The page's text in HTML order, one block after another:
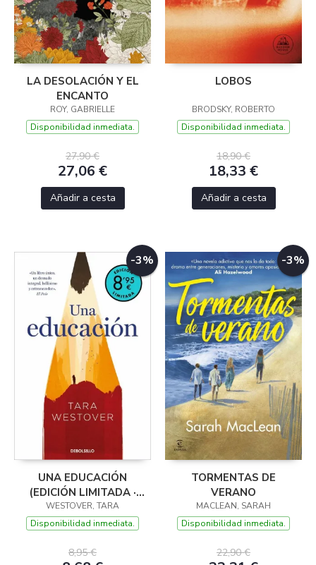
LA DESOLACIÓN Y EL
ENCANTO
ROY, GABRIELLE
Disponibilidad inmediata.
27,90 €
27,06 €
Añadir a cesta
LOBOS
BRODSKY, ROBERTO
Disponibilidad inmediata.
18,90 €
18,33 €
Añadir a cesta
-3%
UNA EDUCACIÓN
(EDICIÓN LIMITADA ·
VERANO)
WESTOVER, TARA
Disponibilidad inmediata.
8,95 €
-3%
TORMENTAS DE
VERANO
MACLEAN, SARAH
Disponibilidad inmediata.
22,90 €